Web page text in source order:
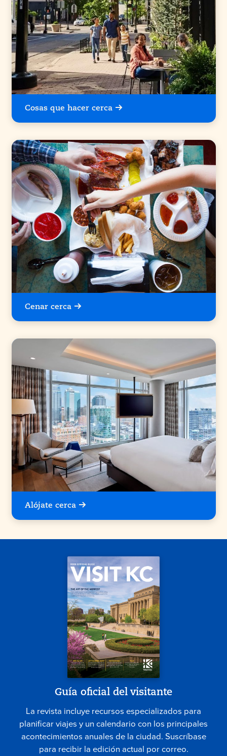
Cosas que hacer cerca
Cenar cerca
Alójate cerca
Guía oficial del visitante
La revista incluye recursos especializados para
planificar viajes y un calendario con los principales
acontecimientos anuales de la ciudad. Suscríbase
para recibir la edición actual por correo.